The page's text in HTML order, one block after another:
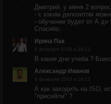
Дмитрий, у меня 2
- с каким депозитом
- обучение будет от А до
Спасибо.
Ирина Пак
8 февраля 2018 в 20:12
В какие дни учеба ?
Александр Иванов
8 февраля 2018 в 20:12
А как заходить на ISO,
"присейле" ?